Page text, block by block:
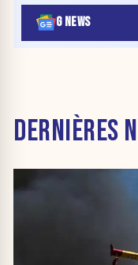
G NEWS
DERNIÈRES